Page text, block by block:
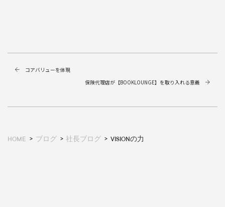
コアバリューを体現
保険代理店が【BOOKLOUNGE】を取り入れる意義
HOME ブログ 社長ブログ VISIONの力